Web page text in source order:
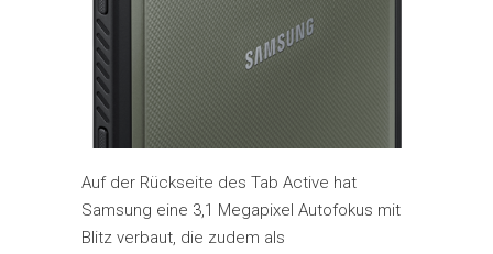
Auf der Rückseite des Tab Active hat
Samsung eine 3,1 Megapixel Autofokus mit
Blitz verbaut, die zudem als